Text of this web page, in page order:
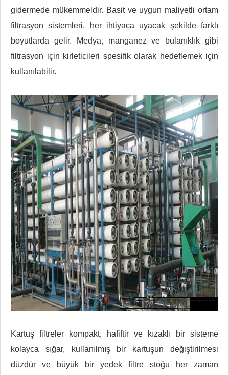
gidermede mükemmeldir. Basit ve uygun maliyetli ortam
filtrasyon sistemleri, her ihtiyaca uyacak şekilde farklı
boyutlarda gelir. Medya, manganez ve bulanıklık gibi
filtrasyon için kirleticileri spesifik olarak hedeflemek için
kullanılabilir.
Kartuş filtreler kompakt, hafiftir ve kızaklı bir sisteme
kolayca sığar, kullanılmış bir kartuşun değiştirilmesi
düzdür ve büyük bir yedek filtre stoğu her zaman